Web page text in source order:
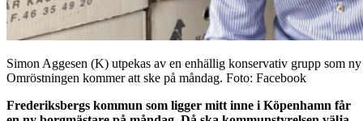
Simon Aggesen (K) utpekas av en enhällig konservativ grupp som
Omröstningen kommer att ske på måndag. Foto: Facebook
Frederiksbergs kommun som ligger mitt inne i Köpenhamn får